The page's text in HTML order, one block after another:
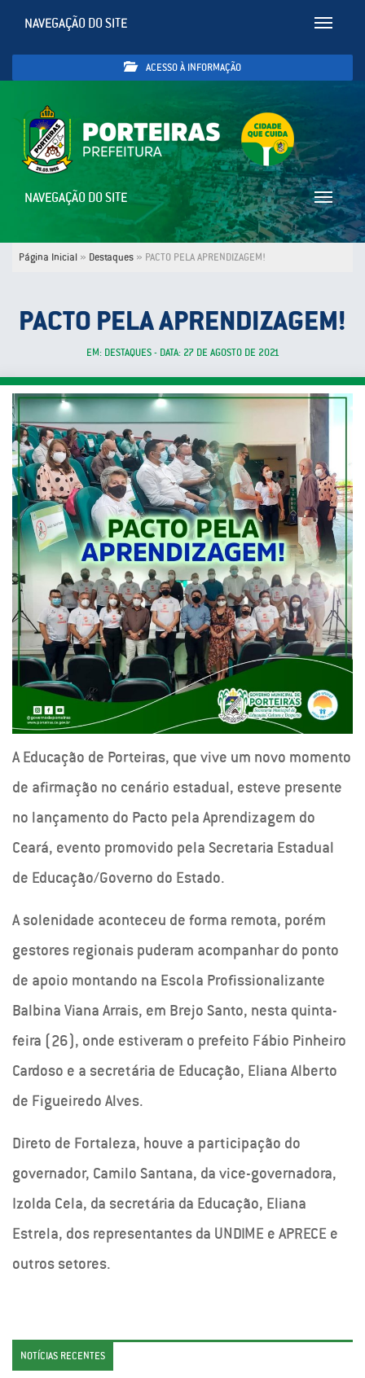
Toggle
NAVEGAÇÃO DO SITE
ACESSO À INFORMAÇÃO
Toggle
NAVEGAÇÃO DO SITE
Página Inicial » Destaques » PACTO PELA APRENDIZAGEM!
PACTO PELA APRENDIZAGEM!
EM: DESTAQUES - DATA: 27 DE AGOSTO DE 2021
A Educação de Porteiras, que vive um novo momento
de afirmação no cenário estadual, esteve presente
no lançamento do Pacto pela Aprendizagem do
Ceará, evento promovido pela Secretaria Estadual
de Educação/Governo do Estado.
A solenidade aconteceu de forma remota, porém
gestores regionais puderam acompanhar do ponto
de apoio montando na Escola Profissionalizante
Balbina Viana Arrais, em Brejo Santo, nesta quinta-
feira (26), onde estiveram o prefeito Fábio Pinheiro
Cardoso e a secretária de Educação, Eliana Alberto
de Figueiredo Alves.
Direto de Fortaleza, houve a participação do
governador, Camilo Santana, da vice-governadora,
Izolda Cela, da secretária da Educação, Eliana
Estrela, dos representantes da UNDIME e APRECE e
outros setores.
NOTÍCIAS RECENTES